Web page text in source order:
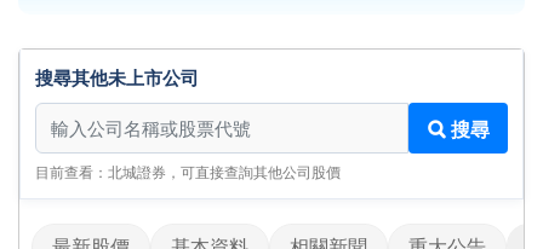
搜尋其他未上市公司
搜尋其他未上市公司
搜尋
目前查看：北城證券，可直接查詢其他公司股價